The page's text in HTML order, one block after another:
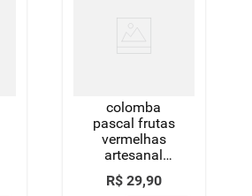
colomba
pascal frutas
vermelhas
artesanal
super nosso
500g
R$ 29,90